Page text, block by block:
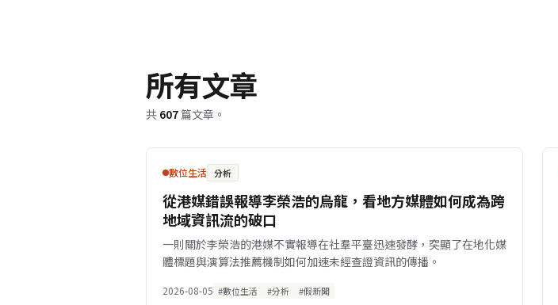
所有文章
共 607 篇文章。
數位生活 分析
從港媒錯誤報導李榮浩的烏龍，看地方媒體如何成為跨
地域資訊流的破口
一則關於李榮浩的港媒不實報導在社羣平臺迅速發酵，突顯了在地化媒
體標題與演算法推薦機制如何加速未經查證資訊的傳播。
2026-08-05 #數位生活 #分析 #假新聞